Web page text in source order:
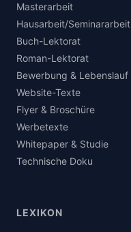
Masterarbeit
Hausarbeit/Seminararbeit
Buch-Lektorat
Roman-Lektorat
Bewerbung & Lebenslauf
Website-Texte
Flyer & Broschüre
Werbetexte
Whitepaper & Studie
Technische Doku
LEXIKON